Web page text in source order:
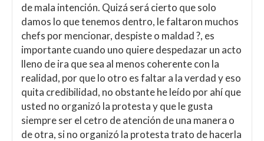
de mala intención. Quizá será cierto que solo
damos lo que tenemos dentro, le faltaron muchos
chefs por mencionar, despiste o maldad ?, es
importante cuando uno quiere despedazar un acto
lleno de ira que sea al menos coherente con la
realidad, por que lo otro es faltar a la verdad y eso
quita credibilidad, no obstante he leído por ahí que
usted no organizó la protesta y que le gusta
siempre ser el cetro de atención de una manera o
de otra, si no organizó la protesta trato de hacerla